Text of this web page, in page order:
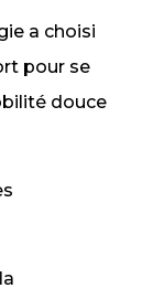
a choisi
pour se
douce